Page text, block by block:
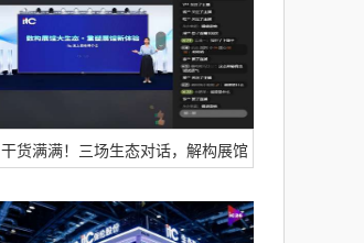
干货满满！三场生态对话，解构展馆
塑展馆新体验”线上直播推介会圆满